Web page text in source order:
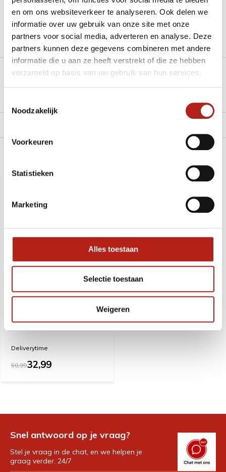
en om ons websiteverkeer te analyseren. Ook delen we
informatie over uw gebruik van onze site met onze
partners voor social media, adverteren en analyse. Deze
partners kunnen deze gegevens combineren met andere
informatie die u aan ze heeft verstrekt of die ze hebben
verzameld op basis van uw gebruik van hun services.
Noodzakelijk
Voorkeuren
Statistieken
Marketing
Alles toestaan
Selectie toestaan
Weigeren
Stel je vraag in de Chat voor een snel antwoord 24/7
Stel je vraag
Groot aantal nodig?
Klik hier om een offerte aan te vragen
wand
Deliverytime
50,9932,99
Snel antwoord op je vraag?
Stel je vraag in de chat, en we helpen je
graag verder. 24/7